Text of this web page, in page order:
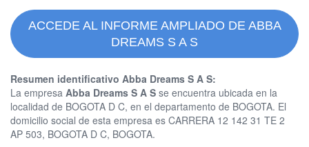
ACCEDE AL INFORME AMPLIADO DE ABBA
DREAMS S A S
Resumen identificativo Abba Dreams S A S:
La empresa Abba Dreams S A S se encuentra ubicada en la
localidad de BOGOTA D C, en el departamento de BOGOTA. El
domicilio social de esta empresa es CARRERA 12 142 31 TE 2
AP 503, BOGOTA D C, BOGOTA.